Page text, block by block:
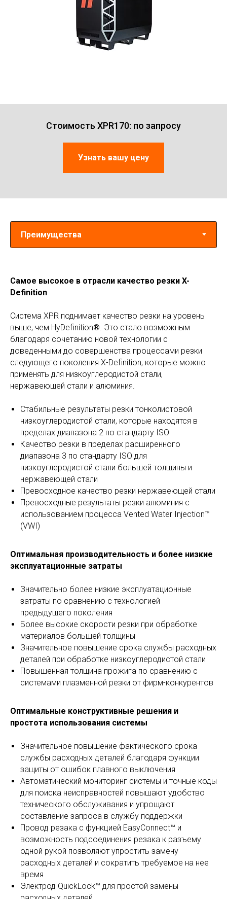
Стоимость XPR170: по запросу
Узнать вашу цену
Самое высокое в отрасли качество резки X-
Definition
Система XPR поднимает качество резки на уровень
выше, чем HyDefinition®. Это стало возможным
благодаря сочетанию новой технологии с
доведенными до совершенства процессами резки
следующего поколения X-Definition, которые можно
применять для низкоуглеродистой стали,
нержавеющей стали и алюминия.
Стабильные результаты резки тонколистовой
низкоуглеродистой стали, которые находятся в
пределах диапазона 2 по стандарту ISO
Качество резки в пределах расширенного
диапазона 3 по стандарту ISO для
низкоуглеродистой стали большей толщины и
нержавеющей стали
Превосходное качество резки нержавеющей стали
Превосходные результаты резки алюминия с
использованием процесса Vented Water Injection™
(VWI)
Оптимальная производительность и более низкие
эксплуатационные затраты
Значительно более низкие эксплуатационные
затраты по сравнению с технологией
предыдущего поколения
Более высокие скорости резки при обработке
материалов большей толщины
Значительное повышение срока службы расходных
деталей при обработке низкоуглеродистой стали
Повышенная толщина прожига по сравнению с
системами плазменной резки от фирм-конкурентов
Оптимальные конструктивные решения и
простота использования системы
Значительное повышение фактического срока
службы расходных деталей благодаря функции
защиты от ошибок плавного выключения
Автоматический мониторинг системы и точные коды
для поиска неисправностей повышают удобство
технического обслуживания и упрощают
составление запроса в службу поддержки
Провод резака с функцией EasyConnect™ и
возможность подсоединения резака к разъему
одной рукой позволяют упростить замену
расходных деталей и сократить требуемое на нее
время
Электрод QuickLock™ для простой замены